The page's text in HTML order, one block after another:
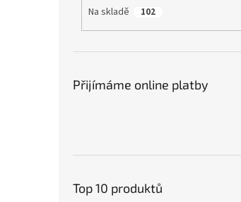
Na skladě 102
Přijímáme online platby
Top 10 produktů